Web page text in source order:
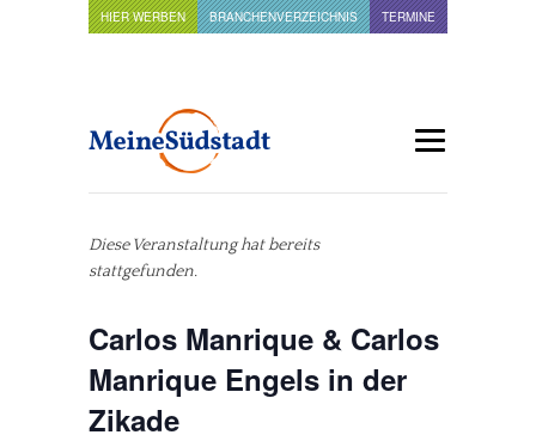
HIER WERBEN BRANCHENVERZEICHNIS TERMINE
Diese Veranstaltung hat bereits
stattgefunden.
Carlos Manrique & Carlos
Manrique Engels in der
Zikade